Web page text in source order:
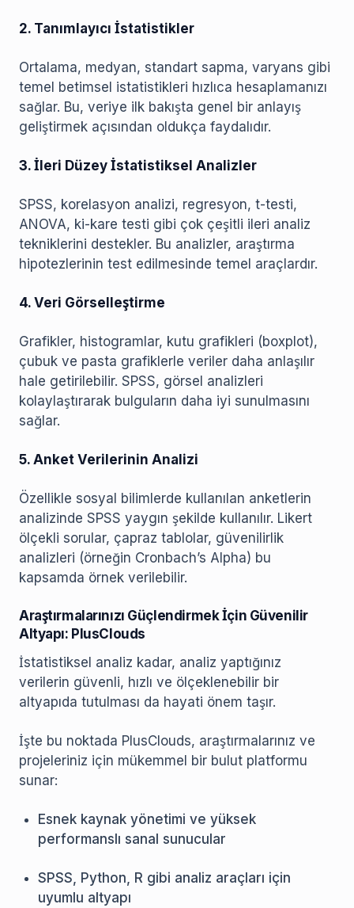
2. Tanımlayıcı İstatistikler
Ortalama, medyan, standart sapma, varyans gibi
temel betimsel istatistikleri hızlıca hesaplamanızı
sağlar. Bu, veriye ilk bakışta genel bir anlayış
geliştirmek açısından oldukça faydalıdır.
3. İleri Düzey İstatistiksel Analizler
SPSS, korelasyon analizi, regresyon, t-testi,
ANOVA, ki-kare testi gibi çok çeşitli ileri analiz
tekniklerini destekler. Bu analizler, araştırma
hipotezlerinin test edilmesinde temel araçlardır.
4. Veri Görselleştirme
Grafikler, histogramlar, kutu grafikleri (boxplot),
çubuk ve pasta grafiklerle veriler daha anlaşılır
hale getirilebilir. SPSS, görsel analizleri
kolaylaştırarak bulguların daha iyi sunulmasını
sağlar.
5. Anket Verilerinin Analizi
Özellikle sosyal bilimlerde kullanılan anketlerin
analizinde SPSS yaygın şekilde kullanılır. Likert
ölçekli sorular, çapraz tablolar, güvenilirlik
analizleri (örneğin Cronbach’s Alpha) bu
kapsamda örnek verilebilir.
Araştırmalarınızı Güçlendirmek İçin Güvenilir
Altyapı: PlusClouds
İstatistiksel analiz kadar, analiz yaptığınız
verilerin güvenli, hızlı ve ölçeklenebilir bir
altyapıda tutulması da hayati önem taşır.
İşte bu noktada PlusClouds, araştırmalarınız ve
projeleriniz için mükemmel bir bulut platformu
sunar:
Esnek kaynak yönetimi ve yüksek
performanslı sanal sunucular
SPSS, Python, R gibi analiz araçları için
uyumlu altyapı